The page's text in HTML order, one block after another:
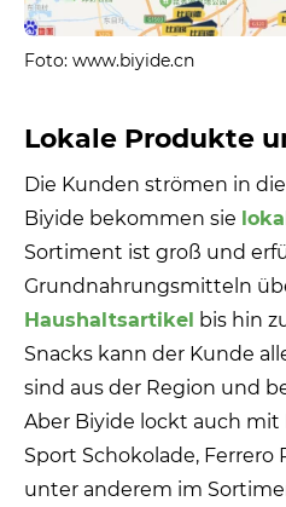
Foto: www.biyide.cn
Lokale Produkte
Die Kunden strömen in
Biyide bekommen sie
Sortiment ist groß und
Grundnahrungsmitteln
Haushaltsartikel bis hin
Snacks kann der Kunde
sind aus der Region und
Aber Biyide lockt auch
Sport Schokolade, Ferrero
unter anderem im